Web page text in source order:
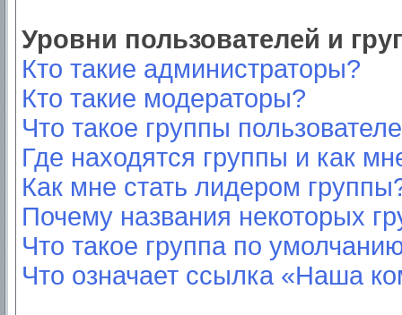
Уровни пользователей и
Кто такие администраторы?
Кто такие модераторы?
Что такое группы
Где находятся группы и как
Как мне стать лидером
Почему названия некоторых
Что такое группа по
Что означает ссылка «Наша